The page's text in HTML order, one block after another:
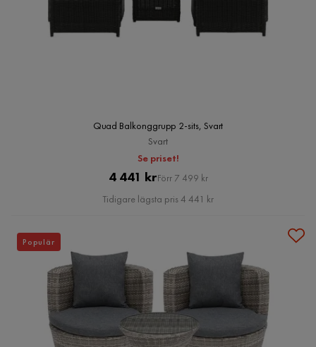
Quad Balkonggrupp 2-sits, Svart
Svart
Se priset!
Pris
4 441 krOriginal
Pris
Förr 7 499 kr
Tidigare lägsta pris 4 441 kr
Populär